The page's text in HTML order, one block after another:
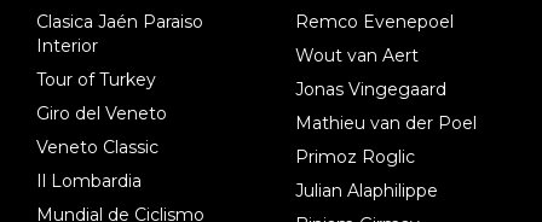
Clasica Jaén Paraiso
Interior
Tour of Turkey
Giro del Veneto
Veneto Classic
Il Lombardia
Mundial de Ciclismo
Remco Evenepoel
Wout van Aert
Jonas Vingegaard
Mathieu van der Poel
Primoz Roglic
Julian Alaphilippe